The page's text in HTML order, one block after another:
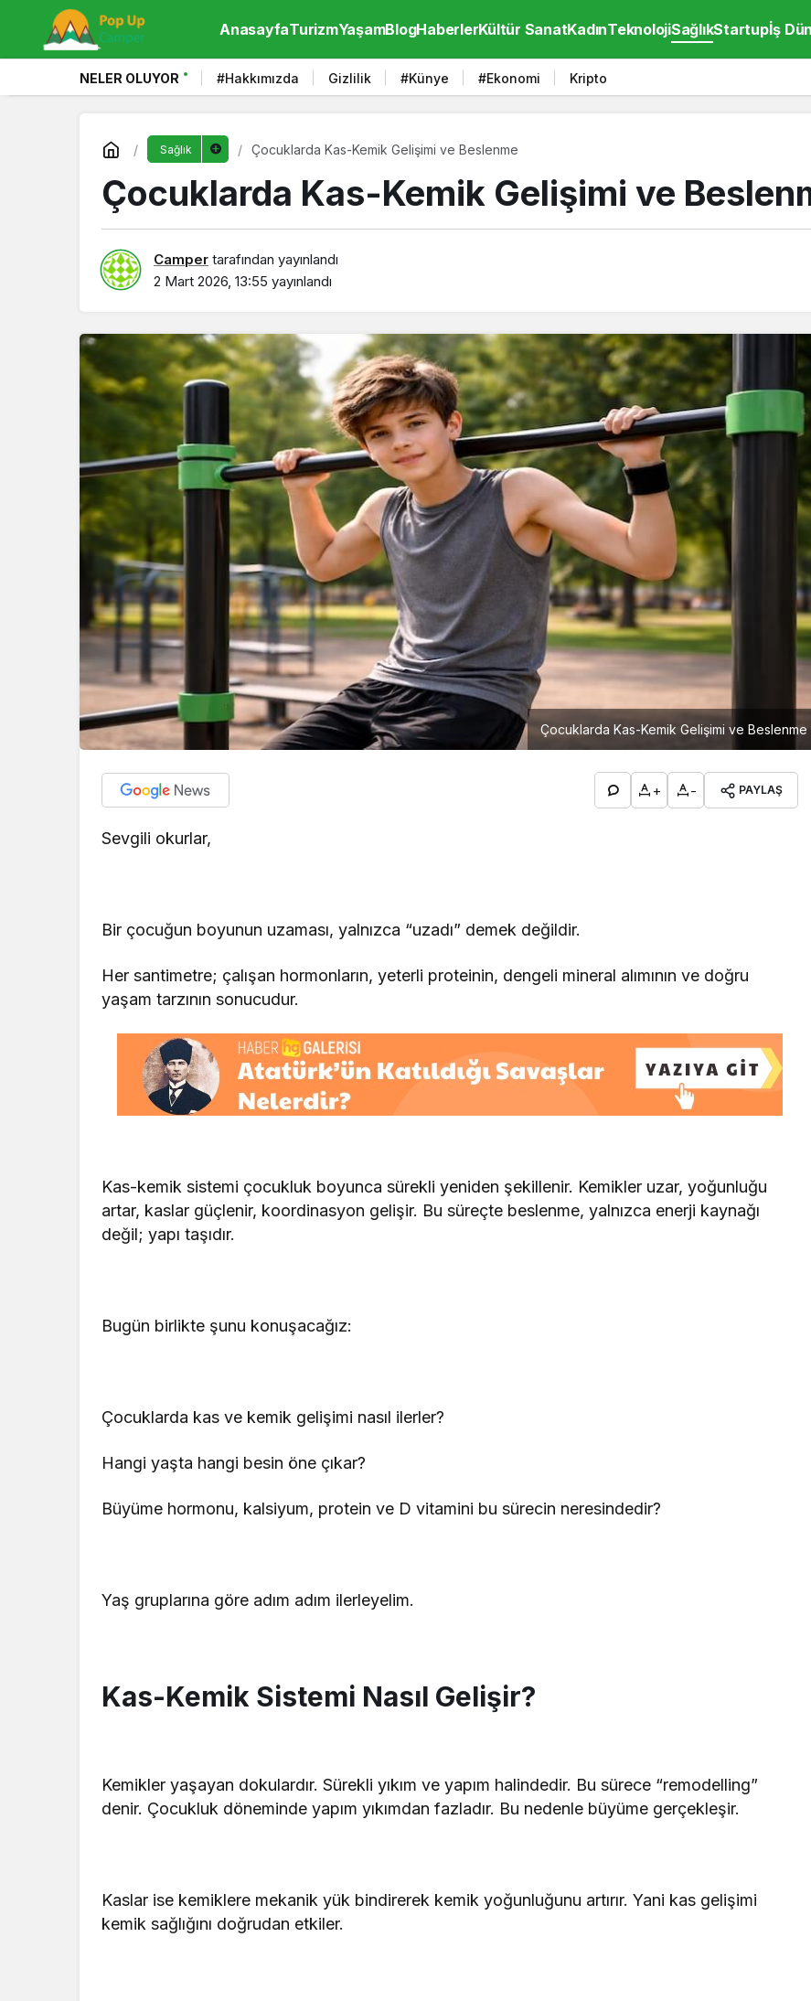
AnasayfaTurizmYaşamBlogHaberlerKültür SanatKadınTeknolojiSağlıkStartupİş
NELER OLUYOR #Hakkımızda Gizlilik #Künye #Ekonomi Kripto
Sağlık Çocuklarda Kas-Kemik Gelişimi ve Beslenme
Çocuklarda Kas-Kemik Gelişimi ve
Camper tarafından yayınlandı
2 Mart 2026, 13:55 yayınlandı
Çocuklarda Kas-Kemik Gelişimi ve Beslenme
+ - PAYLAŞ
Sevgili okurlar,
Bir çocuğun boyunun uzaması, yalnızca “uzadı” demek değildir.
Her santimetre; çalışan hormonların, yeterli proteinin, dengeli mineral alımının ve doğru
yaşam tarzının sonucudur.
Kas-kemik sistemi çocukluk boyunca sürekli yeniden şekillenir. Kemikler uzar, yoğunluğu
artar, kaslar güçlenir, koordinasyon gelişir. Bu süreçte beslenme, yalnızca enerji kaynağı
değil; yapı taşıdır.
Bugün birlikte şunu konuşacağız:
Çocuklarda kas ve kemik gelişimi nasıl ilerler?
Hangi yaşta hangi besin öne çıkar?
Büyüme hormonu, kalsiyum, protein ve D vitamini bu sürecin neresindedir?
Yaş gruplarına göre adım adım ilerleyelim.
Kas-Kemik Sistemi Nasıl Gelişir?
Kemikler yaşayan dokulardır. Sürekli yıkım ve yapım halindedir. Bu sürece “remodelling”
denir. Çocukluk döneminde yapım yıkımdan fazladır. Bu nedenle büyüme gerçekleşir.
Kaslar ise kemiklere mekanik yük bindirerek kemik yoğunluğunu artırır. Yani kas gelişimi
kemik sağlığını doğrudan etkiler.